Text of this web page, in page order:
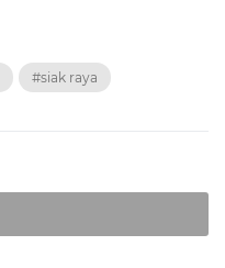
#siak raya